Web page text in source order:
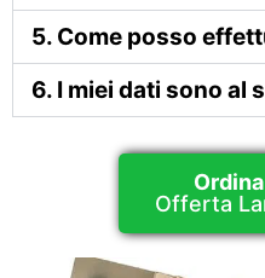
5. Come posso
6. I miei dati sono al
Offerta